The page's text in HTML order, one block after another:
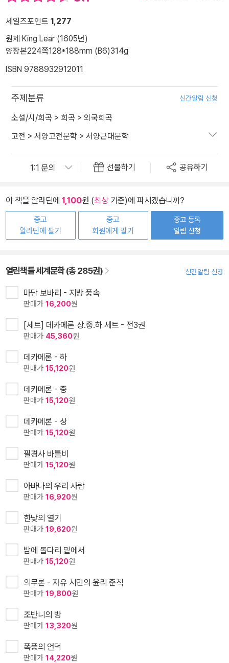
세일즈포인트 1,277
원제 King Lear (1605년)
양장본224쪽128*188mm (B6)314g
ISBN 9788932912011
주제분류 신간알림 신청
소설/시/희곡 > 희곡 > 외국희곡
고전 > 서양고전문학 > 서양근대문학
선물하기 공유하기
이 책을 알라딘에 1,100원 (최상기준)에 파시겠습니까?
중고
알라딘에 팔기
중고
회원에게 팔기
중고 등록
알림 신청
열린책들 세계문학 (총 285권) 신간알림 신청
마담 보바리 - 지방 풍속
판매가 16,200원
[세트] 데카메론 상.중.하 세트 - 전3권
판매가 45,360원
데카메론 - 하
판매가 15,120원
데카메론 - 중
판매가 15,120원
데카메론 - 상
판매가 15,120원
필경사 바틀비
판매가 15,120원
아바나의 우리 사람
판매가 16,920원
한낮의 열기
판매가 19,620원
밤에 돌다리 밑에서
판매가 15,120원
의무론 - 자유 시민의 윤리 준칙
판매가 19,800원
조반니의 방
판매가 13,320원
폭풍의 언덕
판매가 14,220원